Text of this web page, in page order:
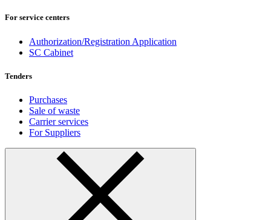
For service centers
Authorization/Registration Application
SC Cabinet
Tenders
Purchases
Sale of waste
Carrier services
For Suppliers